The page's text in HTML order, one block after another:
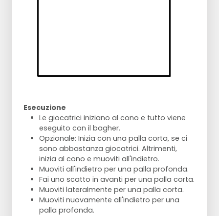
Esecuzione
Le giocatrici iniziano al cono e tutto viene
eseguito con il bagher.
Opzionale: Inizia con una palla corta, se ci
sono abbastanza giocatrici. Altrimenti,
inizia al cono e muoviti all'indietro.
Muoviti all'indietro per una palla profonda.
Fai uno scatto in avanti per una palla corta.
Muoviti lateralmente per una palla corta.
Muoviti nuovamente all'indietro per una
palla profonda.